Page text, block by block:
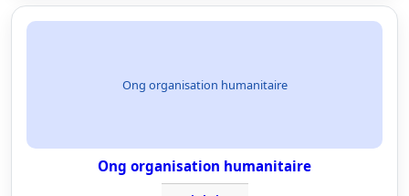
Ong organisation humanitaire
Ong organisation humanitaire